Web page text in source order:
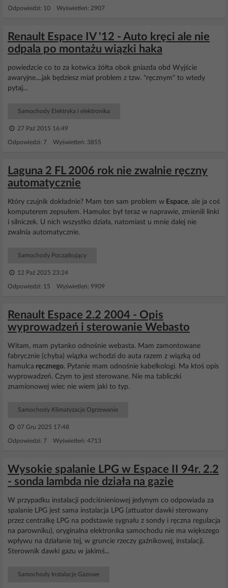
Odpowiedzi: 10 Wyświetleń: 2907
Renault Espace IV '12 - Auto kręci ale nie
odpala po montażu wiązki haka
powiedzcie co to za kotwica żółta obok gniazda obd Wyjście
awaryjne....jak będziesz miał problem z tzw. "ręcznym" to wtedy
pytaj...
Samochody Elektryka i elektronika
27 Paź 2015 16:49
Odpowiedzi: 7 Wyświetleń: 3855
Laguna 2 FL 2006 rok nie zwalnie ręczny
automatycznie
Który czujnik dokładnie? Mam ten sam problem w Espace, ale ja coś
komputerem zepsułem. Hamulec był teraz w naprawie, zmienili linki
i silniczek. U nich wszystko działa, natomiast u mnie dalej nie
zwalnia automatycznie.
Samochody Początkujący
12 Paź 2025 23:24
Odpowiedzi: 15 Wyświetleń: 9909
Renault Espace 2.2 2004 - Opis
wyprowadzeń i sterowanie Webasto
Witam, mam pytanko odnośnie webasta. Mam zamontowane
fabrycznie (chyba) wiązka wchodzi do auta razem z wiązką od
hamulca ręcznego. Pytanie mam odnośnie kabelkologi. Ma ktoś opis
wyprowadzeń. Czym to jest sterowane. Nie ma tabliczki
znamionowej wiec nie wiem jaki to typ.
Samochody Klimatyzacje Ogrzewanie
07 Gru 2025 17:48
Odpowiedzi: 7 Wyświetleń: 4713
Wysokie spalanie LPG w Espace II 94r. 2.2
- sonda lambda nie działa na gazie
W przypadku instalacji podciśnieniowej jedynym co odpowiada za
spalanie LPG jest sama instalacja LPG (attuator dawki sterowany
przez centralkę LPG na podstawie sygnału z sondy i ręczna regulacja
na parowniku), oryginalna elektronika samochodu nie ma większego
wpływu na działanie tej, w gruncie rzeczy gaźnikowej, instalacji.
Sterownik dawki gazu w jakimś...
Samochody Instalacje Gazowe